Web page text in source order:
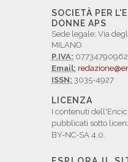
SOCIETÀ PER
DONNE APS
Sede legale: Via
MILANO
P.IVA:
Email:
ISSN: 3035-4927
LICENZA
I contenuti
pubblicati sotto
BY-NC-SA 4.0.